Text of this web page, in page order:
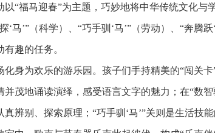
以“福马迎春”为主题，巧妙地将中华传统文化与
‘马’”（科学）、“巧手驯‘马’”（劳动）、“奔腾
趣的任务。
化身为欢乐的游乐园。孩子们手持精美的“闯关
并茂地诵读演绎，感受语言文字的魅力；在“数
真辨别、探索原理；“巧手驯‘马’”关则是生活技